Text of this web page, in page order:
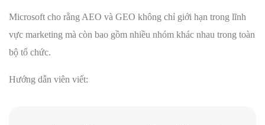
Microsoft cho rằng AEO và GEO không chỉ giới hạn trong lĩnh
vực marketing mà còn bao gồm nhiều nhóm khác nhau trong toàn
bộ tổ chức.
Hướng dẫn viên viết: